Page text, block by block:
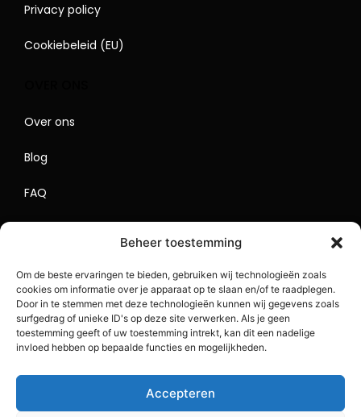
Beheer toestemming
Om de beste ervaringen te bieden, gebruiken wij technologieën zoals
cookies om informatie over je apparaat op te slaan en/of te raadplegen.
Door in te stemmen met deze technologieën kunnen wij gegevens zoals
surfgedrag of unieke ID's op deze site verwerken. Als je geen
toestemming geeft of uw toestemming intrekt, kan dit een nadelige
invloed hebben op bepaalde functies en mogelijkheden.
Accepteren
Privacy policy
Cookiebeleid (EU)
Over ons
Blog
FAQ
Lokaal Adverteren
Sitemap